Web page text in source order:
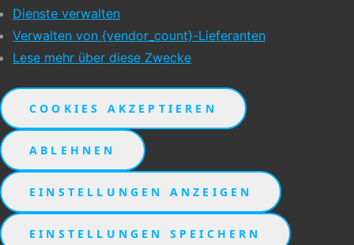
Dienste verwalten
Verwalten von {vendor_count}-Lieferanten
Lese mehr über diese Zwecke
COOKIES AKZEPTIEREN
ABLEHNEN
EINSTELLUNGEN ANZEIGEN
EINSTELLUNGEN SPEICHERN